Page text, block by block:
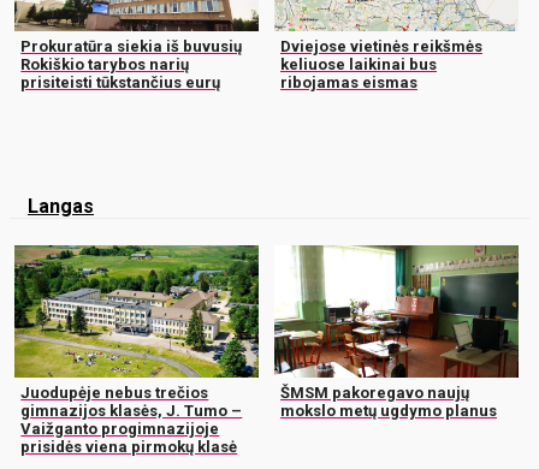
Prokuratūra siekia iš buvusių
Rokiškio tarybos narių
prisiteisti tūkstančius eurų
Dviejose vietinės reikšmės
keliuose laikinai bus
ribojamas eismas
Langas
Juodupėje nebus trečios
gimnazijos klasės, J. Tumo –
Vaižganto progimnazijoje
prisidės viena pirmokų klasė
ŠMSM pakoregavo naujų
mokslo metų ugdymo planus